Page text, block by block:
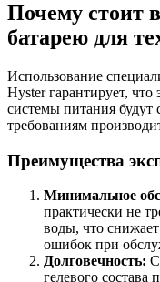
Почему стоит
батарею для
Использование
Hyster гарантирует,
системы питания будут
требованиям
Преимущества
Минимальное
практически не
воды, что
ошибок при
Долговечность:
гелевого состава